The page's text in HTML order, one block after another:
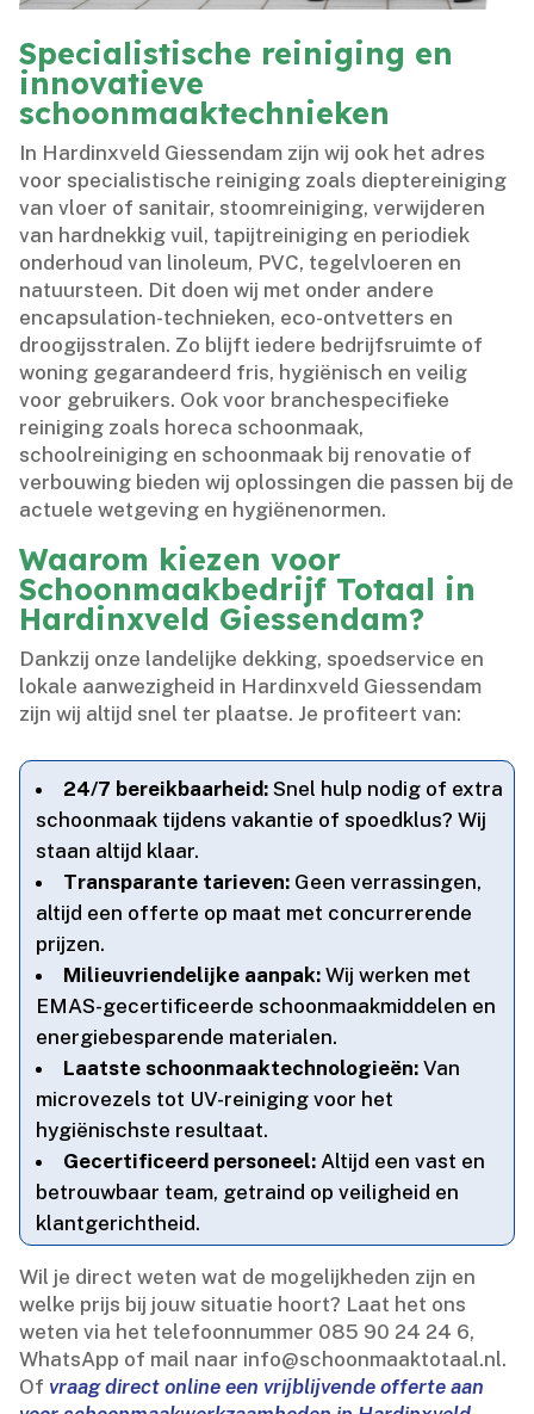
Specialistische reiniging en
innovatieve
schoonmaaktechnieken
In Hardinxveld Giessendam zijn wij ook het adres
voor specialistische reiniging zoals dieptereiniging
van vloer of sanitair, stoomreiniging, verwijderen
van hardnekkig vuil, tapijtreiniging en periodiek
onderhoud van linoleum, PVC, tegelvloeren en
natuursteen.​ Dit doen wij met onder andere
encapsulation-technieken, eco-ontvetters en
droogijsstralen.​ Zo blijft iedere bedrijfsruimte of
woning gegarandeerd fris, hygiënisch en veilig
voor gebruikers.​ Ook voor branchespecifieke
reiniging zoals horeca schoonmaak,
schoolreiniging en schoonmaak bij renovatie of
verbouwing bieden wij oplossingen die passen bij de
actuele wetgeving en hygiënenormen.​
Waarom kiezen voor
Schoonmaakbedrijf Totaal in
Hardinxveld Giessendam?
Dankzij onze landelijke dekking, spoedservice en
lokale aanwezigheid in Hardinxveld Giessendam
zijn wij altijd snel ter plaatse.​ Je profiteert van:
24/7 bereikbaarheid: Snel hulp nodig of extra
schoonmaak tijdens vakantie of spoedklus? Wij
staan altijd klaar.​
Transparante tarieven: Geen verrassingen,
altijd een offerte op maat met concurrerende
prijzen.​
Milieuvriendelijke aanpak: Wij werken met
EMAS-gecertificeerde schoonmaakmiddelen en
energiebesparende materialen.​
Laatste schoonmaaktechnologieën: Van
microvezels tot UV-reiniging voor het
hygiënischste resultaat.​
Gecertificeerd personeel: Altijd een vast en
betrouwbaar team, getraind op veiligheid en
klantgerichtheid.​
Wil je direct weten wat de mogelijkheden zijn en
welke prijs bij jouw situatie hoort? Laat het ons
weten via het telefoonnummer 085 90 24 24 6,
WhatsApp of mail naar info@schoonmaaktotaal.​nl.​
Of vraag direct online een vrijblijvende offerte aan